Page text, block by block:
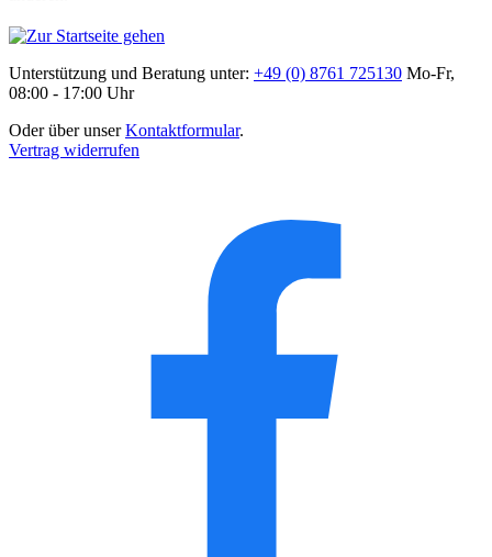
Unterstützung und Beratung unter: +49 (0) 8761 725130 Mo-Fr,
08:00 - 17:00 Uhr
Oder über unserKontaktformular.
Vertrag widerrufen